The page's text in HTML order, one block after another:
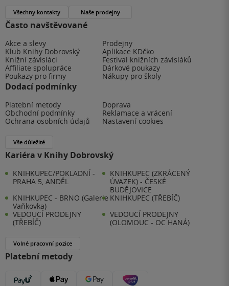
Často navštěvované
Akce a slevy
Prodejny
Klub Knihy Dobrovský
Aplikace KDčko
Knižní závisláci
Festival knižních závisláků
Affiliate spolupráce
Dárkové poukazy
Poukazy pro firmy
Nákupy pro školy
Dodací podmínky
Platební metody
Doprava
Obchodní podmínky
Reklamace a vrácení
Ochrana osobních údajů
Nastavení cookies
Vše důležité
Kariéra v Knihy Dobrovský
KNIHKUPEC/POKLADNÍ -
PRAHA 5, ANDĚL
KNIHKUPEC (ZKRÁCENÝ
ÚVAZEK) - ČESKÉ
BUDĚJOVICE
KNIHKUPEC - BRNO (Galerie
Vaňkovka)
KNIHKUPEC (TŘEBÍČ)
VEDOUCÍ PRODEJNY
(TŘEBÍČ)
VEDOUCÍ PRODEJNY
(OLOMOUC - OC HANÁ)
Volné pracovní pozice
Platební metody
Všechny kontakty Naše prodejny